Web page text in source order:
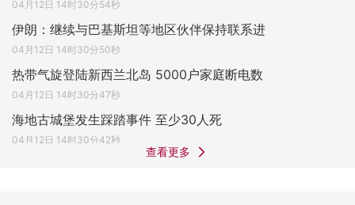
04月12日 14时30分54秒
伊朗：继续与巴基斯坦等地区伙伴保持联系进
04月12日 14时30分50秒
热带气旋登陆新西兰北岛 5000户家庭断电数
04月12日 14时30分47秒
海地古城堡发生踩踏事件 至少30人死
04月12日 14时30分42秒
查看更多